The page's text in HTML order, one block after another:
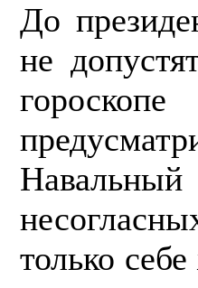
До
не
Навальный
только